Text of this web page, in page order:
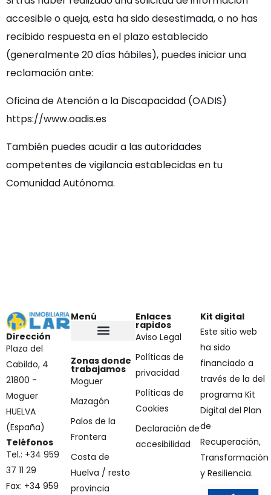
accesible o queja, esta ha sido desestimada, o no has
recibido respuesta en el plazo establecido
(generalmente 20 días hábiles), puedes iniciar una
reclamación ante:
Oficina de Atención a la Discapacidad (OADIS)
https://www.oadis.es
También puedes acudir a las autoridades
competentes de vigilancia establecidas en tu
Comunidad Autónoma.
Dirección
Plaza del
Cabildo, 4
21800 -
Moguer
HUELVA
(España)
Teléfonos
Tel.: +34 959
37 11 29
Fax: +34 959
Menú
Zonas donde
trabajamos
Moguer
Mazagón
Palos de la
Frontera
Costa de
Huelva / resto
provincia
Enlaces
rapidos
Aviso Legal
Políticas de
privacidad
Políticas de
Cookies
Declaración de
accesibilidad
Kit digital
Este sitio web
ha sido
financiado a
través de la del
programa Kit
Digital del Plan
de
Recuperación,
Transformación
y Resiliencia.